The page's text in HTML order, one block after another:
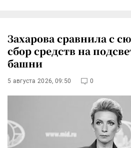
Захарова сравнила с
сбор средств на
башни
5 августа 2026, 09:50 0